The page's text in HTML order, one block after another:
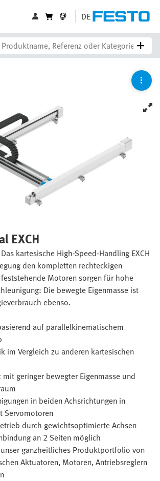
DE
EXCH
kartesische High-Speed-Handling EXCH
den kompletten rechteckigen
Motoren sorgen für hohe
Die bewegte Eigenmasse ist
ebenso.
auf parallelkinematischem
im Vergleich zu anderen kartesischen
geringer bewegter Eigenmasse und
in beiden Achsrichtungen in
Servomotoren
durch gewichtsoptimierte Achsen
an 2 Seiten möglich
ganzheitliches Produktportfolio von
Aktuatoren, Motoren, Antriebsreglern